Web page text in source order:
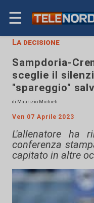
☰
La decisione
Sampdoria-
sceglie il
"spareggio"
di Maurizio Michieli
Ven 07 Aprile 2023
L'allenatore ha
conferenza
capitato in altre